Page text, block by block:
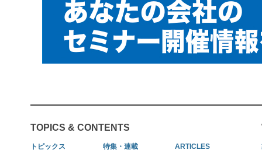
TOPICS & CONTENTS
トピックス 特集・連載 ARTICLES